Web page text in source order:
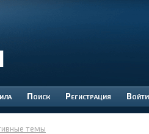
Поиск Регистрация Войти
темы